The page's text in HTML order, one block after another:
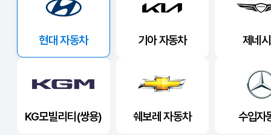
현대 자동차 기아 자동차 제네
KG모빌리티(쌍용) 쉐보레 자동차 수입자